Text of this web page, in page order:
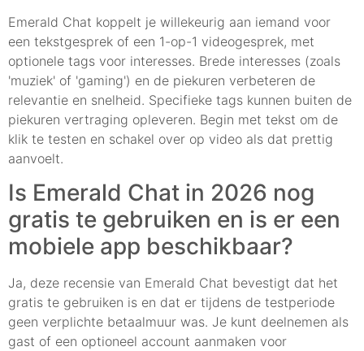
Emerald Chat koppelt je willekeurig aan iemand voor
een tekstgesprek of een 1-op-1 videogesprek, met
optionele tags voor interesses. Brede interesses (zoals
'muziek' of 'gaming') en de piekuren verbeteren de
relevantie en snelheid. Specifieke tags kunnen buiten de
piekuren vertraging opleveren. Begin met tekst om de
klik te testen en schakel over op video als dat prettig
aanvoelt.
Is Emerald Chat in 2026 nog
gratis te gebruiken en is er een
mobiele app beschikbaar?
Ja, deze recensie van Emerald Chat bevestigt dat het
gratis te gebruiken is en dat er tijdens de testperiode
geen verplichte betaalmuur was. Je kunt deelnemen als
gast of een optioneel account aanmaken voor